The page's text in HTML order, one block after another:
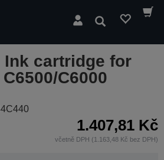
Hledat
Ink cartridge for
C6000
1.407,81 Kč
včetně DPH (1.163,48 Kč bez DPH)